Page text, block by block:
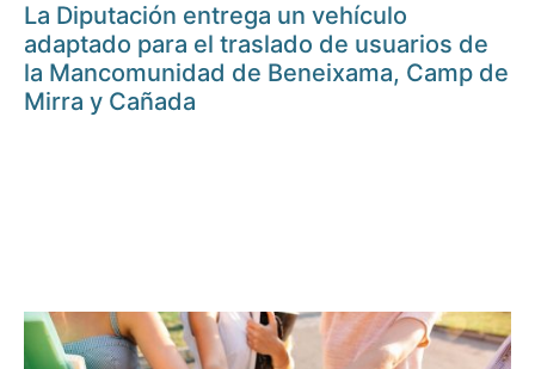
La Diputación entrega un vehículo
adaptado para el traslado de usuarios de
la Mancomunidad de Beneixama, Camp de
Mirra y Cañada